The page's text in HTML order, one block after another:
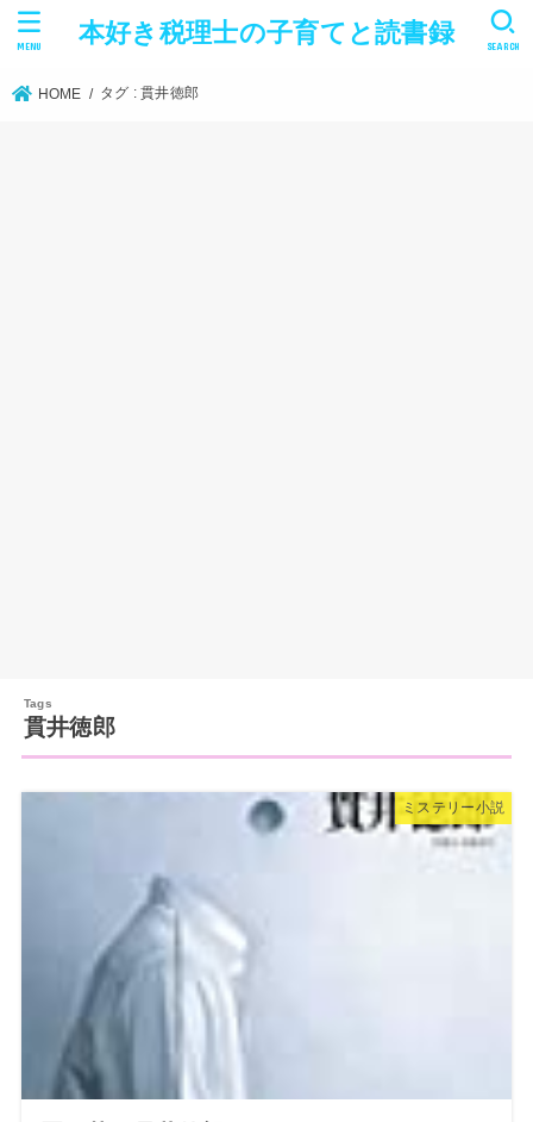
本好き税理士の子育てと読書録 SEARCH
MENU
HOME タグ : 貫井徳郎
貫井徳郎
ミステリー小説